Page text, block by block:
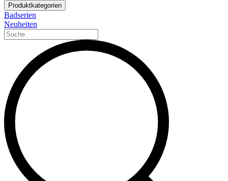
Produktkategorien
Badserien
Neuheiten